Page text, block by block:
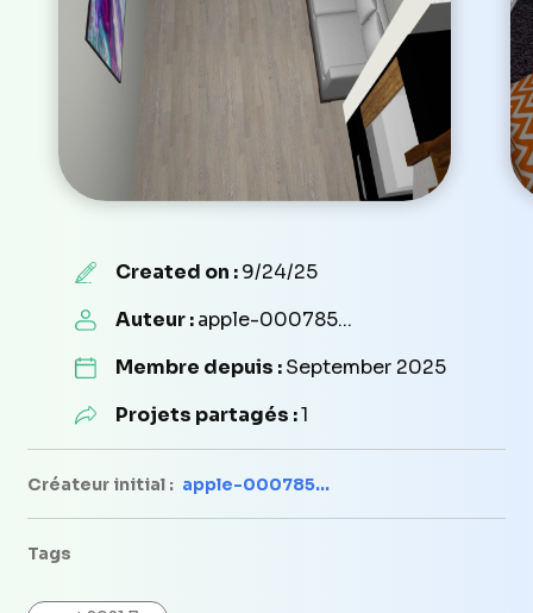
Created on :9/24/25
Auteur :apple-000785...
Membre depuis :September 2025
Projets partagés :1
Créateur initial : apple-000785...
Tags